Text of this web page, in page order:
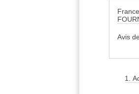
Avis
1.